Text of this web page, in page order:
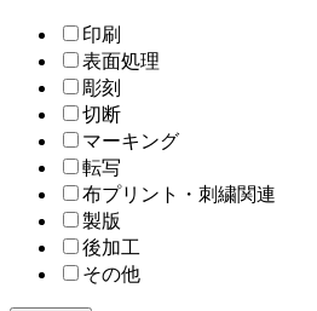
印刷
表面処理
彫刻
切断
マーキング
転写
布プリント・刺繍関連
製版
後加工
その他